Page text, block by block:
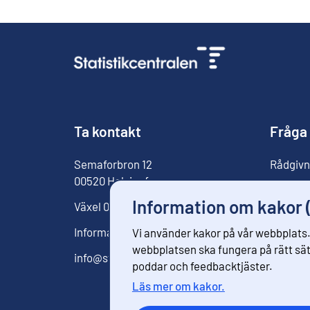
Information om kakor
Vi använder kakor på vår
webbplatsen ska fungera på rätt
poddar och feedbacktjäster.
Läs mer om kakor.
Ta kontakt
Semaforbron 12
00520 Helsingfors
Växel 029 551 1000
Informationstjänst029 551 2220
info@stat.fi
Fråga